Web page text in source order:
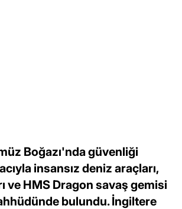
Boğazı'nda güvenliği
insansız deniz araçları,
ve HMS Dragon savaş gemisi
bulundu. İngiltere